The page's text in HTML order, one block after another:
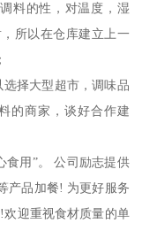
料的性，对温度，湿
所以在仓库建立上一
择大型超市，调味品
的商家，谈好合作建
食用”。 公司励志提供
产品加餐! 为更好服务
迎重视食材质量的单